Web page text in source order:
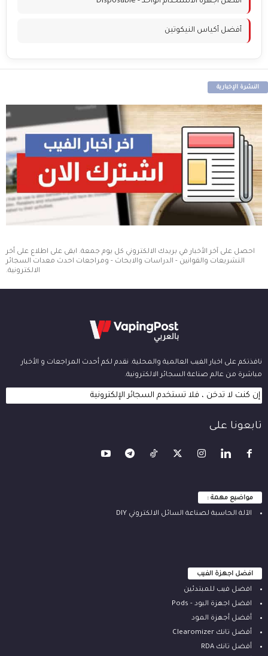
أفضل أكياس النيكوتين
النشرة الإخبارية
احصل على آخر الأخبار في بريدك الالكتروني كل يوم جمعة. ابقى على اطلاع على أخر
التشريعات والقوانين - الدراسات والابحاث - ومراجعات احدث معدات السجائر
الالكترونية.
نافذتكم على اخبار الفيب العالمية والمحلية. نقدم لكم أحدث المراجعات و الأخبار
مباشرة من عالم صناعة السجائر الالكترونية.
إن كنت لا تدخن ، فلا تستخدم السجائر الإلكترونية
تابعونا على
مواضيع مهمة :
الآلة ‫الحاسبة لصناعة السائل الالكتروني‬ DIY
افضل اجهزة الفيب
افضل فيب للمبتدئين
افضل اجهزة البود - Pods
أفضل أجهزة المود
أفضل تانك Clearomizer
أفضل تانك RDA